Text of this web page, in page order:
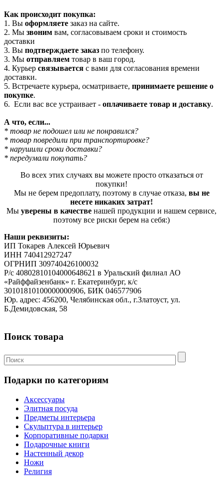
Как происходит покупка:
1. Вы оформляете заказ на сайте.
2. Мы звоним вам, согласовываем сроки и стоимость
доставки
3. Вы подтверждаете заказ по телефону.
3. Мы отправляем товар в ваш город.
4. Курьер связывается с вами для согласования времени
доставки.
5. Встречаете курьера, осматриваете, принимаете решение о
покупке.
6. Если вас все устраивает - оплачиваете товар и доставку.
А что, если...
* товар не подошел или не понравился?
* товар повредили при транспортировке?
* нарушили сроки доставки?
* передумали покупать?
Во всех этих случаях вы можете просто отказаться от
покупки!
Мы не берем предоплату, поэтому в случае отказа, вы не
несете никаких затрат!
Мы уверены в качестве нашей продукции и нашем сервисе,
поэтому все риски берем на себя:)
Наши реквизиты:
ИП Токарев Алексей Юрьевич
ИНН 740412927247
ОГРНИП 309740426100032
Р/с 40802810104000648621 в Уральский филиал АО
«Райффайзенбанк» г. Екатеринбург, к/с
30101810100000000906, БИК 046577906
Юр. адрес: 456200, Челябинская обл., г.Златоуст, ул.
Б.Демидовская, 58
Поиск товара
Подарки по категориям
Аксессуары
Элитная посуда
Предметы интерьера
Скульптура в интерьер
Корпоративные подарки
Подарочные книги
Настенный декор
Ножи
Религия